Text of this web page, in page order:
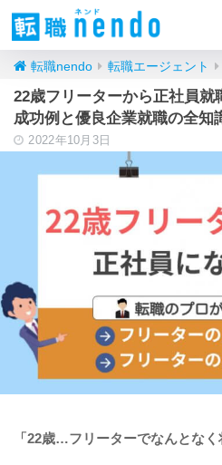
転職nendo 転職エージェント
22歳フリーターから正社員就
成功例と優良企業就職の全知
2022年10月3日
「22歳…フリーターでなんとな